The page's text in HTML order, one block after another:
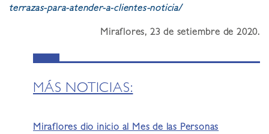
terrazas-para-atender-a-clientes-noticia/
Miraflores, 23 de setiembre de 2020.
MÁS NOTICIAS:
Miraflores dio inicio al Mes de las Personas